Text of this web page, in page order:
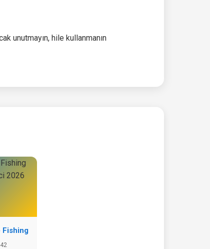
unutmayın, hile kullanmanın
Fishing